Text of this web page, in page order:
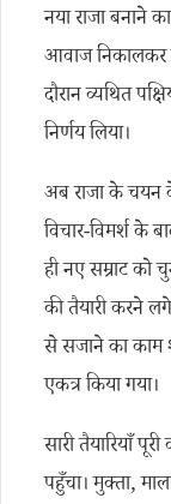
नया राजा बनाने
आवाज निकालकर
दौरान व्यथित
निर्णय लिया।
अब राजा के चयन
विचार-विमर्श के
ही नए सम्राट को
की तैयारी करने
से सजाने का काम
एकत्र किया गया।
सारी तैयारियाँ
पहुँचा। मुक्ता,